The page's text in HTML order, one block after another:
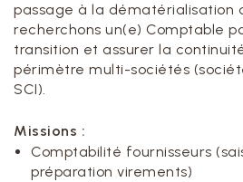
passage à la dématérialisation
recherchons un(e) Comptable
transition et assurer la
périmètre multi-sociétés
SCI).
Missions :
Comptabilité fournisseurs
préparation virements)